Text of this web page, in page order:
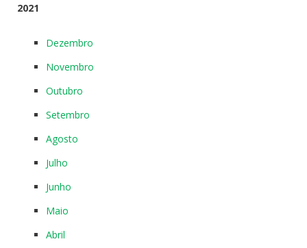
2021
Dezembro
Novembro
Outubro
Setembro
Agosto
Julho
Junho
Maio
Abril